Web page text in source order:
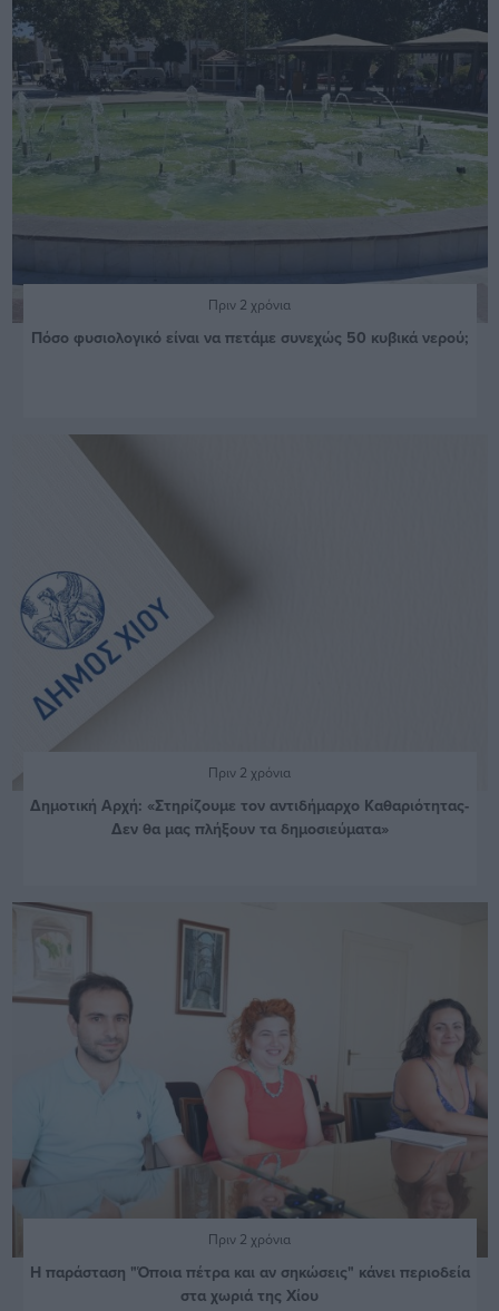
Πριν 2 χρόνια
Πόσο φυσιολογικό είναι να πετάμε συνεχώς 50 κυβικά νερού;
Πριν 2 χρόνια
Δημοτική Αρχή: «Στηρίζουμε τον αντιδήμαρχο Καθαριότητας-
Δεν θα μας πλήξουν τα δημοσιεύματα»
Πριν 2 χρόνια
Η παράσταση "Όποια πέτρα και αν σηκώσεις" κάνει περιοδεία
στα χωριά της Χίου